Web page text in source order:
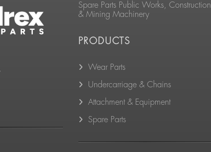
Spare Parts Public Works, Construction
& Mining Machinery
PRODUCTS
Wear Parts
Undercarriage & Chains
Attachment & Equipment
Spare Parts